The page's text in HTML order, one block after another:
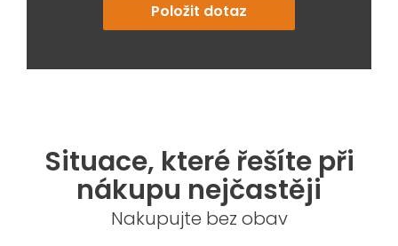
Položit dotaz
Situace, které řešíte při
nákupu nejčastěji
Nakupujte bez obav